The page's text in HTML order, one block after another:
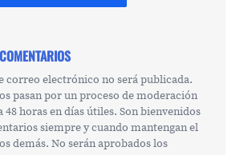
correo electrónico no será publicada.
pasan por un proceso de moderación
48 horas en días útiles. Son bienvenidos
siempre y cuando mantengan el
demás. No serán aprobados los